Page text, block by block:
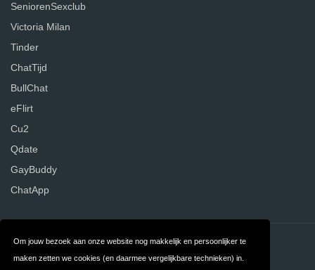
Om jouw bezoek aan onze website nog makkelijk en persoonlijker te
maken zetten we cookies (en daarmee vergelijkbare technieken) in.
SeniorenSexclub
Victoria Milan
Tinder
ChatTijd
BullChat
eFlirt
Cu2
Qdate
GayBuddy
ChatApp
Contact Over ons